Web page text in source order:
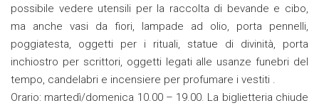
possibile vedere utensili per la raccolta di bevande e cibo,
ma anche vasi da fiori, lampade ad olio, porta pennelli,
poggiatesta, oggetti per i rituali, statue di divinità, porta
inchiostro per scrittori, oggetti legati alle usanze funebri del
tempo, candelabri e incensiere per profumare i vestiti .
Orario: martedì/domenica 10.00 – 19.00. La biglietteria chiude